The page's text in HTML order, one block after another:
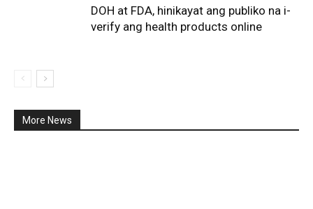
DOH at FDA, hinikayat ang publiko na i-
verify ang health products online
More News